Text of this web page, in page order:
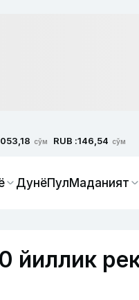
сўм RUB :146,54 сўм
ДунёПулМаданият
йиллик